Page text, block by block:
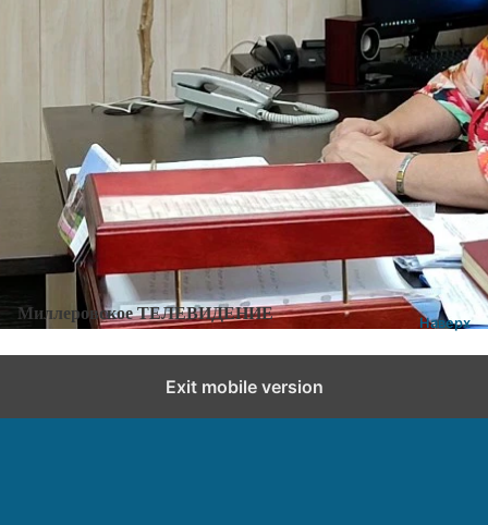
Категории:Новости,Новости города и района
Добавить комментарий
Миллеровское ТЕЛЕВИДЕНИЕ Наверх
Exit mobile version